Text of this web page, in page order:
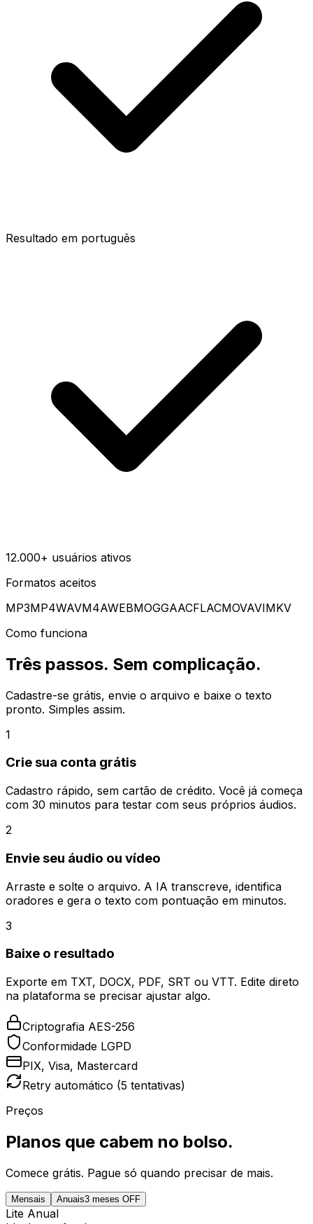
Resultado em português
12.000+ usuários ativos
Formatos aceitos
MP3MP4WAVM4AWEBMOGGAACFLACMOVAVIMKV
Como funciona
Três passos. Sem complicação.
Cadastre-se grátis, envie o arquivo e baixe o texto
pronto. Simples assim.
1
Crie sua conta grátis
Cadastro rápido, sem cartão de crédito. Você já começa
com 30 minutos para testar com seus próprios áudios.
2
Envie seu áudio ou vídeo
Arraste e solte o arquivo. A IA transcreve, identifica
oradores e gera o texto com pontuação em minutos.
3
Baixe o resultado
Exporte em TXT, DOCX, PDF, SRT ou VTT. Edite direto
na plataforma se precisar ajustar algo.
Criptografia AES-256
Conformidade LGPD
PIX, Visa, Mastercard
Retry automático (5 tentativas)
Preços
Planos que cabem no bolso.
Comece grátis. Pague só quando precisar de mais.
Mensais Anuais3 meses OFF
Lite Anual